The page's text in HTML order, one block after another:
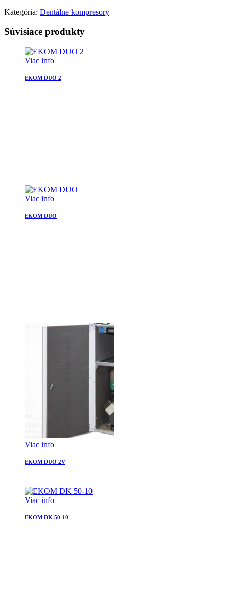
Kategória: Dentálne kompresory
Súvisiace produkty
Viac info
EKOM DUO 2
Viac info
EKOM DUO
Viac info
EKOM DUO 2V
Viac info
EKOM DK 50-10